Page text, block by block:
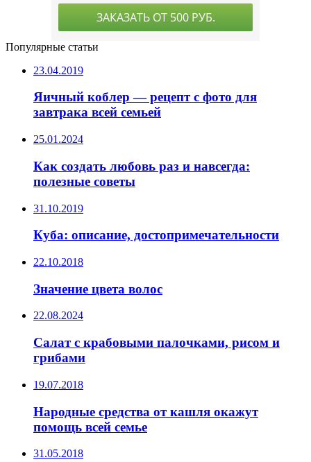
Популярные статьи
23.04.2019
Яичный коблер — рецепт с фото для
завтрака всей семьей
25.01.2024
Как создать любовь раз и навсегда:
полезные советы
31.10.2019
Куба: описание, достопримечательности
22.10.2018
Значение цвета волос
22.08.2024
Салат с крабовыми палочками, рисом и
грибами
19.07.2018
Народные средства от кашля окажут
помощь всей семье
31.05.2018